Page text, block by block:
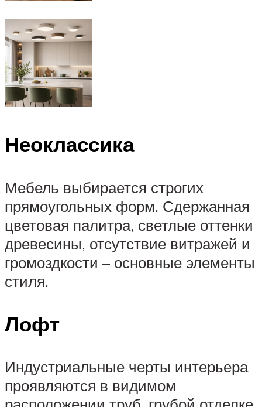
Неоклассика
Мебель выбирается строгих
прямоугольных форм. Сдержанная
цветовая палитра, светлые оттенки
древесины, отсутствие витражей и
громоздкости – основные элементы
стиля.
Лофт
Индустриальные черты интерьера
проявляются в видимом